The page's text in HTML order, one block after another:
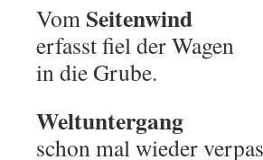
Vom Seitenwind
erfasst fiel der Wagen
in die Grube.
Weltuntergang
schon mal wieder